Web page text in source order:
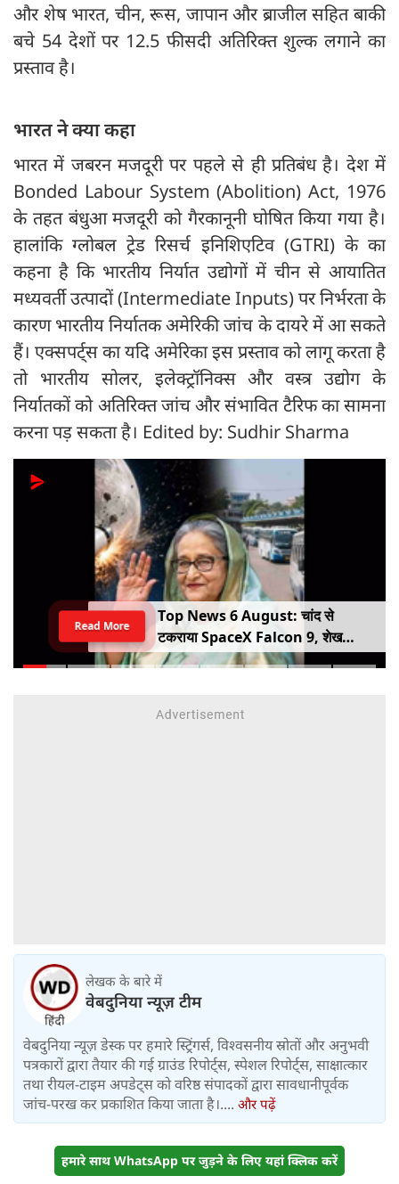
और शेष भारत, चीन, रूस, जापान और ब्राजील सहित बाकी
बचे 54 देशों पर 12.5 फीसदी अतिरिक्त शुल्क लगाने का
प्रस्ताव है।
भारत ने क्या कहा
भारत में जबरन मजदूरी पर पहले से ही प्रतिबंध है। देश में
Bonded Labour System (Abolition) Act, 1976
के तहत बंधुआ मजदूरी को गैरकानूनी घोषित किया गया है।
हालांकि ग्लोबल ट्रेड रिसर्च इनिशिएटिव (GTRI) के का
कहना है कि भारतीय निर्यात उद्योगों में चीन से आयातित
मध्यवर्ती उत्पादों (Intermediate Inputs) पर निर्भरता के
कारण भारतीय निर्यातक अमेरिकी जांच के दायरे में आ सकते
हैं। एक्सपर्ट्‍स का यदि अमेरिका इस प्रस्ताव को लागू करता है
तो भारतीय सोलर, इलेक्ट्रॉनिक्स और वस्त्र उद्योग के
निर्यातकों को अतिरिक्त जांच और संभावित टैरिफ का सामना
करना पड़ सकता है। Edited by: Sudhir Sharma
Top News 6 August: चांद से
टकराया SpaceX Falcon 9, शेख
हसीना की घर वापसी का ऐलान, MP में बस
Read More
लेखक के बारे में
वेबदुनिया न्यूज़ टीम
वेबदुनिया न्यूज़ डेस्क पर हमारे स्ट्रिंगर्स, विश्वसनीय स्रोतों और अनुभवी
पत्रकारों द्वारा तैयार की गई ग्राउंड रिपोर्ट्स, स्पेशल रिपोर्ट्स, साक्षात्कार
तथा रीयल-टाइम अपडेट्स को वरिष्ठ संपादकों द्वारा सावधानीपूर्वक
जांच-परख कर प्रकाशित किया जाता है।.... और पढ़ें
हमारे साथ WhatsApp पर जुड़ने के लिए यहां क्लिक करें